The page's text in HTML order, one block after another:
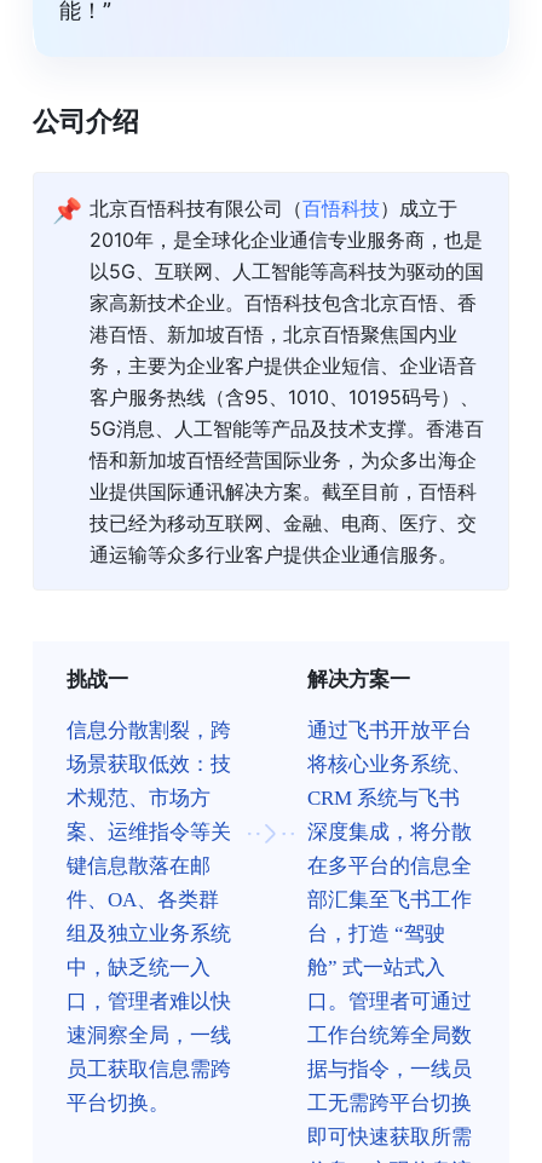
能！”
公司介绍
📌 北京百悟科技有限公司（百悟科技）成立于
2010年，是全球化企业通信专业服务商，也是
以5G、互联网、人工智能等高科技为驱动的国
家高新技术企业。百悟科技包含北京百悟、香
港百悟、新加坡百悟，北京百悟聚焦国内业
务，主要为企业客户提供企业短信、企业语音
客户服务热线（含95、1010、10195码号）、
5G消息、人工智能等产品及技术支撑。香港百
悟和新加坡百悟经营国际业务，为众多出海企
业提供国际通讯解决方案。截至目前，百悟科
技已经为移动互联网、金融、电商、医疗、交
通运输等众多行业客户提供企业通信服务。
挑战一
信息分散割裂，跨
场景获取低效：技
术规范、市场方
案、运维指令等关
键信息散落在邮
件、OA、各类群
组及独立业务系统
中，缺乏统一入
口，管理者难以快
速洞察全局，一线
员工获取信息需跨
平台切换。
解决方案一
通过飞书开放平台
将核心业务系统、
CRM 系统与飞书
深度集成，将分散
在多平台的信息全
部汇集至飞书工作
台，打造 “驾驶
舱” 式一站式入
口。管理者可通过
工作台统筹全局数
据与指令，一线员
工无需跨平台切换
即可快速获取所需